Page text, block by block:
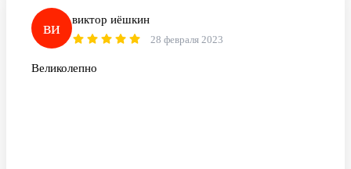
ви виктор иёшкин
28 февраля 2023
Великолепно